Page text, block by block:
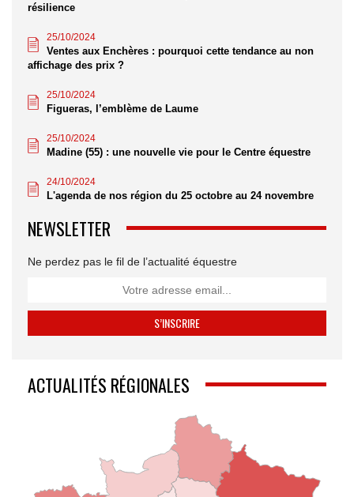
résilience
25/10/2024
Ventes aux Enchères : pourquoi cette tendance au non
affichage des prix ?
25/10/2024
Figueras, l’emblème de Laume
25/10/2024
Madine (55) : une nouvelle vie pour le Centre équestre
24/10/2024
L'agenda de nos région du 25 octobre au 24 novembre
NEWSLETTER
Ne perdez pas le fil de l’actualité équestre
ACTUALITÉS RÉGIONALES